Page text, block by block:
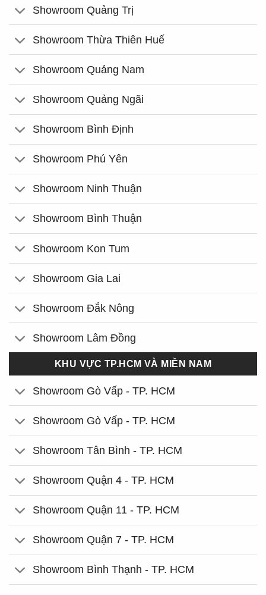
Showroom Quảng Trị
Showroom Thừa Thiên Huế
Showroom Quảng Nam
Showroom Quảng Ngãi
Showroom Bình Định
Showroom Phú Yên
Showroom Ninh Thuận
Showroom Bình Thuận
Showroom Kon Tum
Showroom Gia Lai
Showroom Đắk Nông
Showroom Lâm Đồng
KHU VỰC TP.HCM VÀ MIỀN NAM
Showroom Gò Vấp - TP. HCM
Showroom Gò Vấp - TP. HCM
Showroom Tân Bình - TP. HCM
Showroom Quận 4 - TP. HCM
Showroom Quận 11 - TP. HCM
Showroom Quận 7 - TP. HCM
Showroom Bình Thạnh - TP. HCM